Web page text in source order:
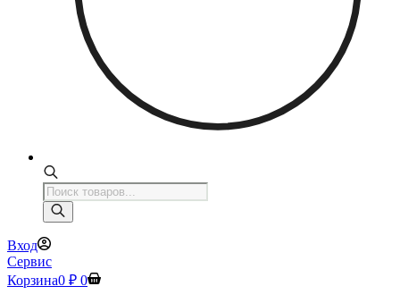
Поиск
товаров
Вход
Сервис
Корзина0 ₽ 0